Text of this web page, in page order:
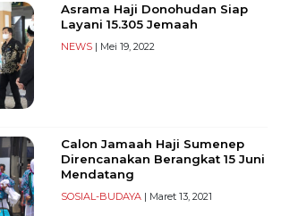
Asrama Haji Donohudan Siap
Layani 15.305 Jemaah
NEWS| Mei 19, 2022
Calon Jamaah Haji Sumenep
Direncanakan Berangkat 15 Juni
Mendatang
SOSIAL-BUDAYA| Maret 13, 2021